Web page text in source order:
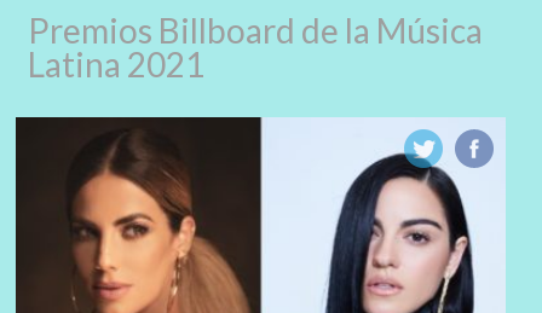
Premios Billboard de la Música
Latina 2021